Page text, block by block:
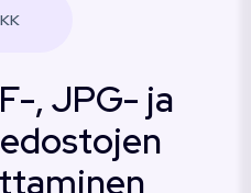
, JPG- ja